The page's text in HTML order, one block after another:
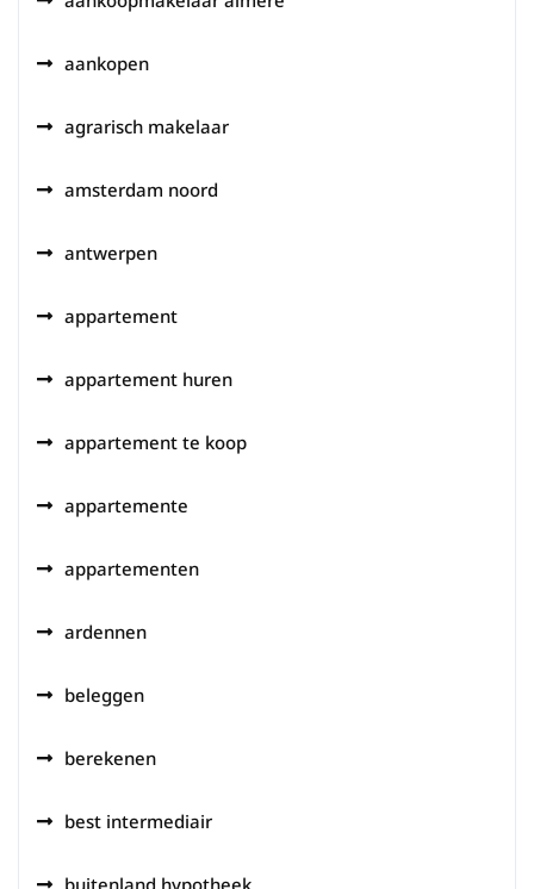
aankopen
agrarisch makelaar
amsterdam noord
antwerpen
appartement
appartement huren
appartement te koop
appartemente
appartementen
ardennen
beleggen
berekenen
best intermediair
buitenland hypotheek